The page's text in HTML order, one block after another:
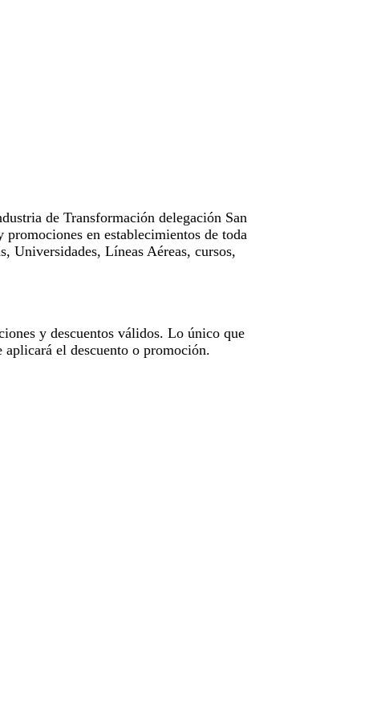
de Transformación delegación San
en establecimientos de toda
Universidades, Líneas Aéreas, cursos,
y descuentos válidos. Lo único que
el descuento o promoción.